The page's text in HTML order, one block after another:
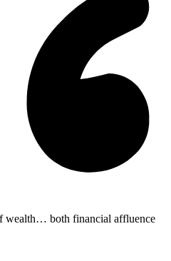
wealth… both financial affluence